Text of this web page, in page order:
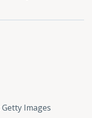
Getty Images